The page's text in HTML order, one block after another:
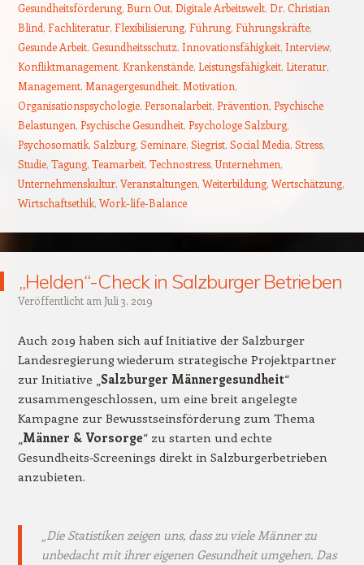
Gesundheitsförderung, Burn Out, Digitale Arbeitswelt, Dr. Christian
Blind, Fachliteratur, Flexibilisierung, Führung, Führungskräfte,
Gesunde Arbeit, Gesundheitsschutz, Innovationsfähigkeit, Interview,
Konfliktmanagement, Krankenstände, Leistungsfähigkeit, Literatur,
Management, Managergesundheit, Motivation,
Organisationspsychologie, Personalarbeit, Prävention, Psychische
Belastungen, Psychische Gesundheit, Psychologe Salzburg,
Psychosomatik, Salzburg, Seminare, Siegrist, Social Media, Stress,
Studie, Tagung, Teamarbeit, Technostress,Unternehmen,
Unternehmenskultur, Veranstaltungen, Weiterbildung, Wertschätzung,
Wirtschaftsethik, Work-life-Balance
„Helden“-Check in Salzburger Betrieben
Veröffentlicht am Juli 3, 2019
Auch 2019 haben sich auf Initiative der Salzburger
Landesregierung wiederum strategische Projektpartner
zur Initiative „ Salzburger Männergesundheit“
zusammengeschlossen, um eine breit angelegte
Kampagne zur Bewusstseinsförderung zum Thema
Männer & Vorsorge“ zu starten und echte
Gesundheits-Screenings direkt in Salzburgerbetrieben
anzubieten.
„Die Statistiken zeigen uns, dass zu viele Männer zu
unbedacht mit ihrer eigenen Gesundheit umgehen. Das